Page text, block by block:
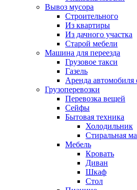
Вывоз мусора
Строительного
Из квартиры
Из дачного участка
Старой мебели
Машина для переезда
Грузовое такси
Газель
Аренда автомобиля
Грузоперевозки
Перевозка вещей
Сейфы
Бытовая техника
Холодильник
Стиральная
Мебель
Кровать
Диван
Шкаф
Стол